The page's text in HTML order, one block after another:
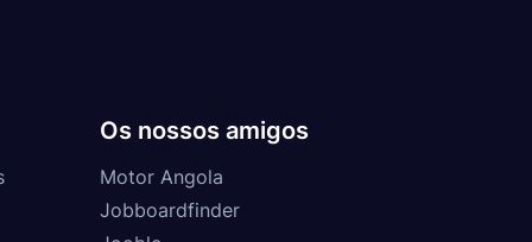
Os nossos amigos
Motor Angola
Jobboardfinder